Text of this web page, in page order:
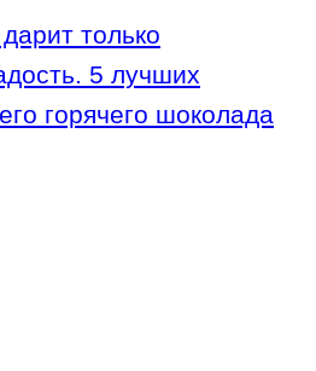
только
5 лучших
горячего шоколада